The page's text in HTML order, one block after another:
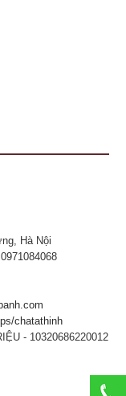
Hà Nội
chatathinh
- 10320686220012